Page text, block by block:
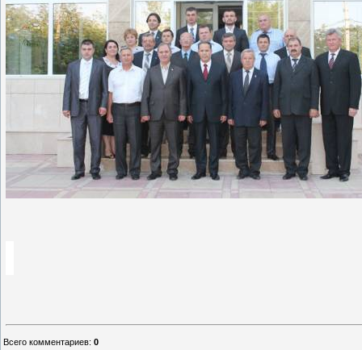
Всего комментариев: 0